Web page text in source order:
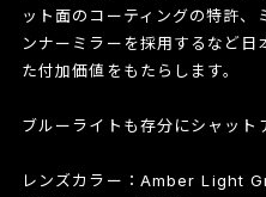
ット面のコーティングの特許
ンナーミラーを採用するなど日
た付加価値をもたらします。
ブルーライトも存分にシャット
レンズカラー：Amber Light